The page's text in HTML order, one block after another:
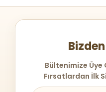
Bültenimize Üye
Fırsatlardan İlk